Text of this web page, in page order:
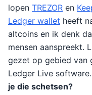
lopen TREZOR en
Ledger wallet heeft
altcoins en ik denk
mensen aanspreekt.
gezet op gebied van
Ledger Live software.
je die schetsen?